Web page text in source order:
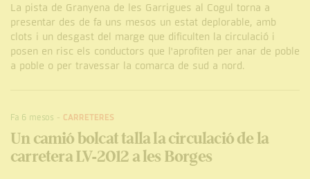
La pista de Granyena de les Garrigues al Cogul torna a
presentar des de fa uns mesos un estat deplorable, amb
clots i un desgast del marge que dificulten la circulació i
posen en risc els conductors que l'aprofiten per anar de poble
a poble o per travessar la comarca de sud a nord.
Fa 6 mesos - CARRETERES
Un camió bolcat talla la circulació de la
carretera LV-2012 a les Borges